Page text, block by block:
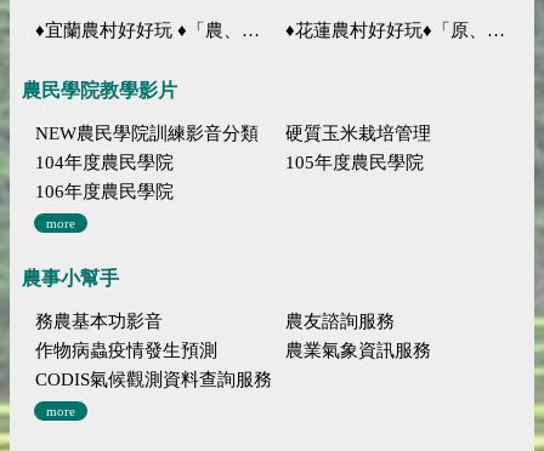
♦宜蘭農村好好玩 ♦「農、藝、山、水」四條遊程推薦 ♦花蓮農村好好玩♦「原、生、慢、活」四條遊程推薦
農民學院教學影片
NEW農民學院訓練影音分類
硬質玉米栽培管理
104年度農民學院
105年度農民學院
106年度農民學院
more
農事小幫手
務農基本功影音
農友諮詢服務
作物病蟲疫情發生預測
農業氣象資訊服務
CODIS氣候觀測資料查詢服務
more